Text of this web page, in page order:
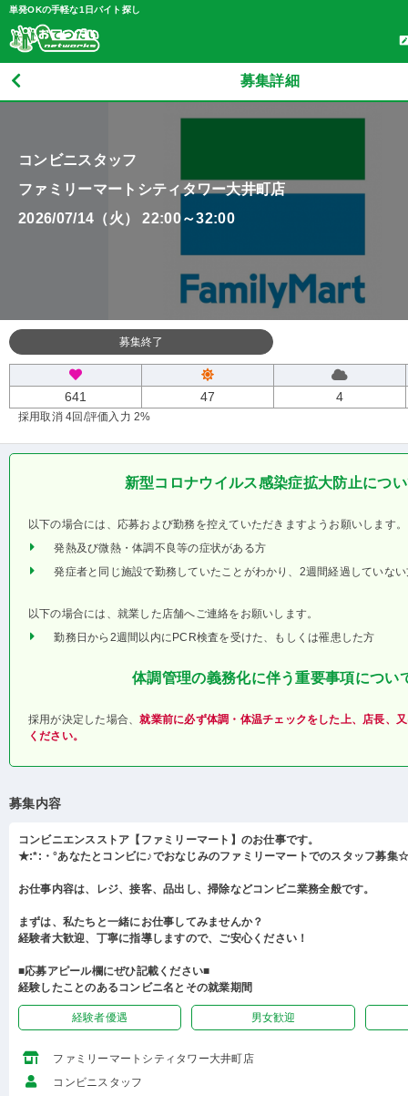
単発OKの手軽な1日バイト探し
募集詳細
コンビニスタッフ
ファミリーマートシティタワー大井町店
2026/07/14（火） 22:00～32:00
募集終了
641 47 4
採用取消 4回 /評価入力 2%
新型コロナウイルス感染症拡大防止につ
以下の場合には、応募および勤務を控えていただきますようお願いします。
発熱及び微熱・体調不良等の症状がある方
発症者と同じ施設で勤務していたことがわかり、2週間経過していな
以下の場合には、就業した店舗へご連絡をお願いします。
勤務日から2週間以内にPCR検査を受けた、もしくは罹患した方
体調管理の義務化に伴う重要事項につい
採用が決定した場合、就業前に必ず体調・体温チェックをした上、店長、
ください。
募集内容
コンビニエンスストア【ファミリーマート】のお仕事です。
★:*:・°あなたとコンビに♪でおなじみのファミリーマートでのスタッフ募集
お仕事内容は、レジ、接客、品出し、掃除などコンビニ業務全般です。
まずは、私たちと一緒にお仕事してみませんか？
経験者大歓迎、丁寧に指導しますので、ご安心ください！
■応募アピール欄にぜひ記載ください■
経験したことのあるコンビニ名とその就業期間
経験者優遇 男女歓迎
ファミリーマートシティタワー大井町店
コンビニスタッフ